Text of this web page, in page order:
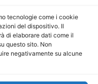
tecnologie come i cookie
del dispositivo. Il
di elaborare dati come il
questo sito. Non
negativamente su alcune
Scaglione
Calabrese